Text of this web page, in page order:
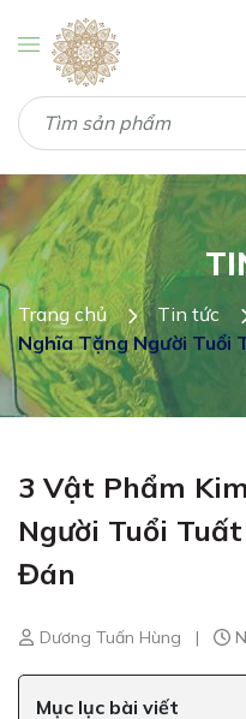
Trang chủ Tin tức
Nghĩa Tặng Người Tuổi
3 Vật Phẩm
Người Tuổi
Đán
Dương Tuấn Hùng |
Mục lục bài viết